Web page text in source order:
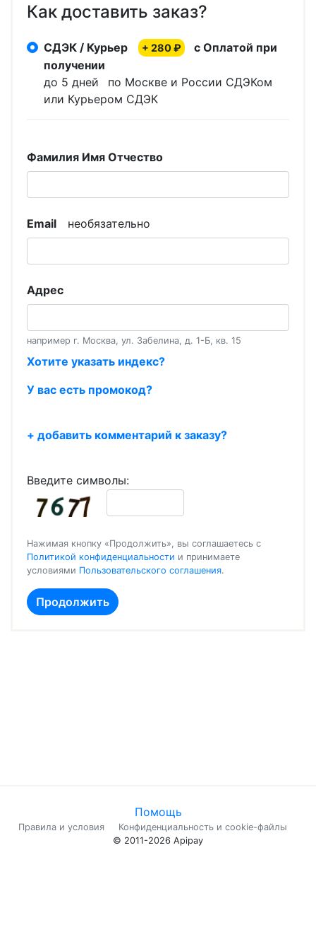
Как доставить заказ?
СДЭК / Курьер + 280 ₽
с Оплатой при
получении
до 5 дней
по Москве и России СДЭКом
или Курьером СДЭК
Фамилия Имя Отчество
Email необязательно
Адрес
например г. Москва, ул. Забелина, д. 1-Б, кв. 15
Хотите указать индекс?
У вас есть промокод?
+ добавить комментарий к заказу?
Введите символы:
Нажимая кнопку «Продолжить», вы соглашаетесь с
Политикой конфиденциальности и принимаете
условиями Пользовательского соглашения.
Помощь
Правила и условия
Конфиденциальность и cookie-файлы
© 2011-2026 Apipay